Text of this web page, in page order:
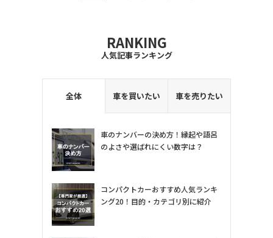
RANKING
人気記事ランキング
全体 車を買いたい 車を売りたい
車のナンバーの決め方！縁起や語呂
のよさや選ばれにくい数字は？
コンパクトカーおすすめ人気ランキ
ング20！目的・カテゴリ別に紹介